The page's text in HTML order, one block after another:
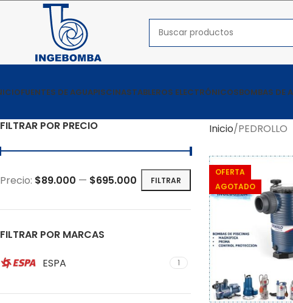
FUENTES DE AGUAPISCINASTABLEROS ELECTRÓNICOSBOMBAS DE
FILTRAR POR PRECIO
FILTRAR
Precio: $89.000 — $695.000
FILTRAR POR MARCAS
ESPA 1
Inicio PEDROLLO
OFERTA
AGOTADO